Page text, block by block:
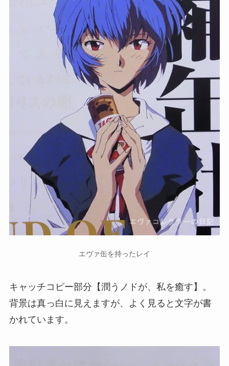
エヴァ缶を持ったレイ
キャッチコピー部分【潤うノドが、私を癒す】。
背景は真っ白に見えますが、よく見ると文字が書
かれています。